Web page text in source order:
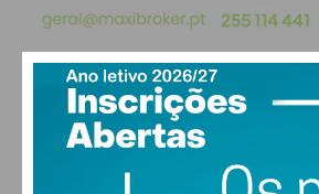
PAÇOS DE FERREIRA
°